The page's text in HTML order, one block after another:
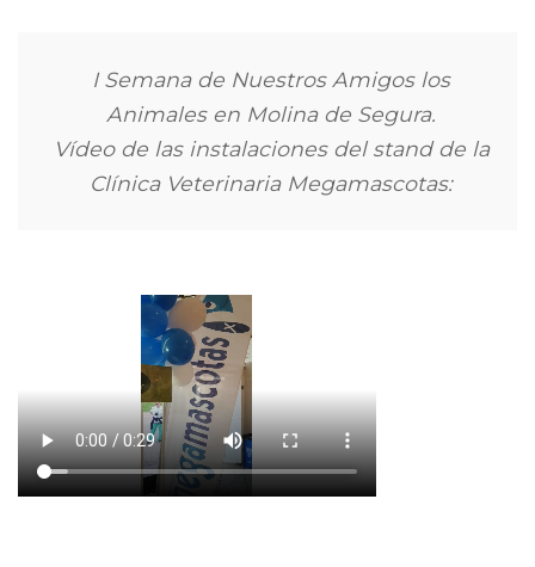
I Semana de Nuestros Amigos los
Animales en Molina de Segura.
Vídeo de las instalaciones del stand de la
Clínica Veterinaria Megamascotas: